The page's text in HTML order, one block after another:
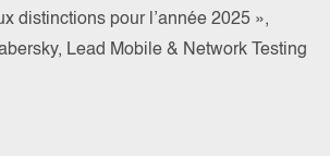
distinctions pour l’année 2025 »,
Lead Mobile & Network Testing